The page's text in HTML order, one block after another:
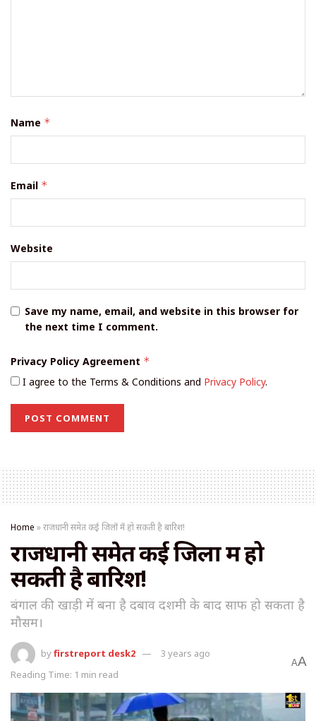
Name *
Email *
Website
Save my name, email, and website in this browser for
the next time I comment.
Privacy Policy Agreement *
I agree to the Terms & Conditions and Privacy Policy.
Home »राजधानी समेत कई जिलों में हो सकती है बारिश!
राजधानी समेत कई जिलों में हो
सकती है बारिश!
बंगाल की खाड़ी में बना है दबाव दशमी के बाद साफ हो सकता है
मौसम।
byfirstreport desk2
3 years ago
Reading Time: 1 min read
AA